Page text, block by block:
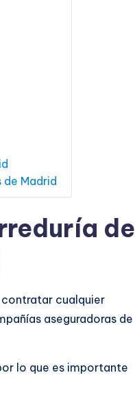
Madrid
de
contratar cualquier
aseguradoras de
lo que es importante